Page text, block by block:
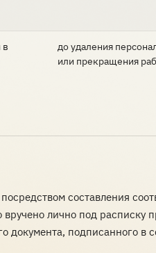
в
до удаления
или прекращения
составления
лично под расписку
подписанного в